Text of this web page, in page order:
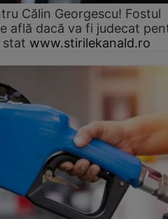
Călin Georgescu! Fostul
află dacă va fi judecat
stat www.stirilekanald.ro